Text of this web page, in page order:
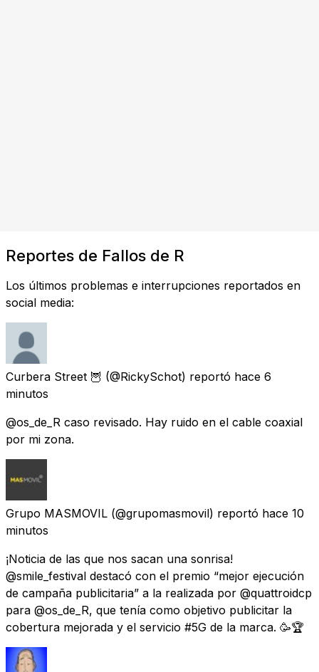
Reportes de Fallos de R
Los últimos problemas e interrupciones reportados en
social media:
Curbera Street 🦉 (@RickySchot) reportó hace 6
minutos
@os_de_R caso revisado. Hay ruido en el cable coaxial
por mi zona.
Grupo MASMOVIL (@grupomasmovil) reportó hace 10
minutos
¡Noticia de las que nos sacan una sonrisa!
@smile_festival destacó con el premio “mejor ejecución
de campaña publicitaria” a la realizada por @quattroidcp
para @os_de_R, que tenía como objetivo publicitar la
cobertura mejorada y el servicio #5G de la marca. 🥳🏆